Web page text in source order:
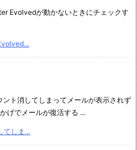
Evolvedが動かないときにチェックす
ト消してしまってメールが表示されず
げでメールが復活する ...
てしま...